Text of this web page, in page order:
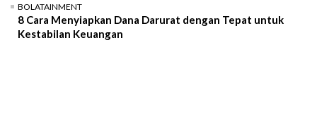
BOLATAINMENT
8 Cara Menyiapkan Dana Darurat dengan Tepat untuk
Kestabilan Keuangan